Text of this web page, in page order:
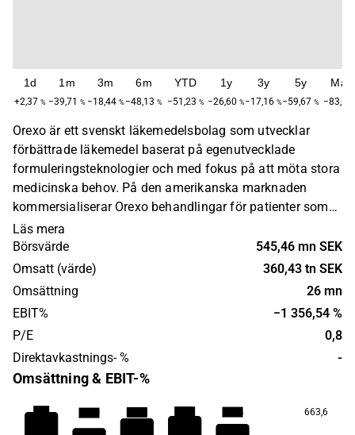
1d
+2,37 %
1m
−39,71 %
3m
−18,44 %
6m
−48,13 %
YTD
−51,23 %
1y
−26,60 %
3y
−17,16 %
5y
−59,67 %
Max
−83,68
Orexo är ett svenskt läkemedelsbolag som utvecklar
förbättrade läkemedel baserat på egenutvecklade
formuleringsteknologier och med fokus på att möta stora
medicinska behov. På den amerikanska marknaden
kommersialiserar Orexo behandlingar för patienter som
lider av opioidberoende. Produkter som riktar sig till
andra terapi­områden utvecklas och kommersialiseras
världen över via partners.
Läs mera
Börsvärde
545,46 mn SEK
Omsatt (värde)
360,43 tn SEK
Omsättning
26 mn
EBIT%
−1 356,54 %
P/E
0,8
Direktavkastnings- %
-
Omsättning & EBIT-%
663,6
−3,0 −37,9 −29,5 −23,8